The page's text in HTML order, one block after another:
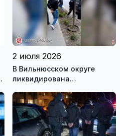
мужчина
2 июля 2026
В Вильнюсском округе
ликвидирована
группа